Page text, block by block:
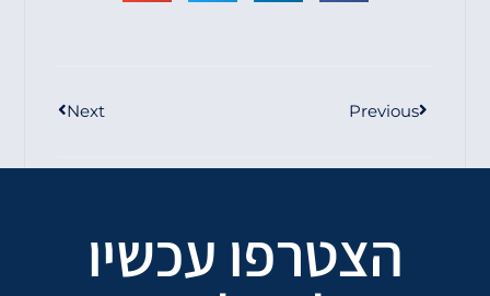
Previous
Next
הצטרפו עכשיו